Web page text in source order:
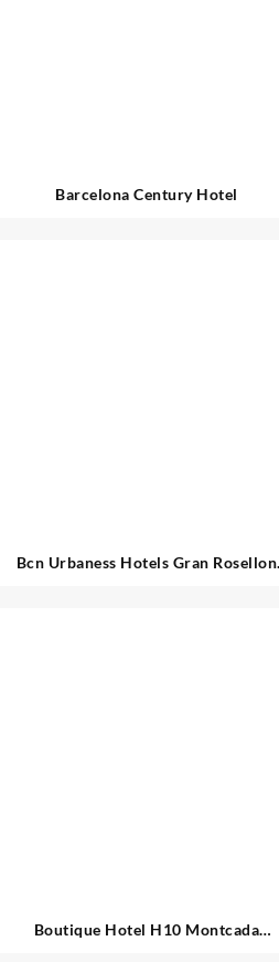
Barcelona Century Hotel
Bcn Urbaness Hotels Gran Rosellon
Boutique Hotel H10 Montcada